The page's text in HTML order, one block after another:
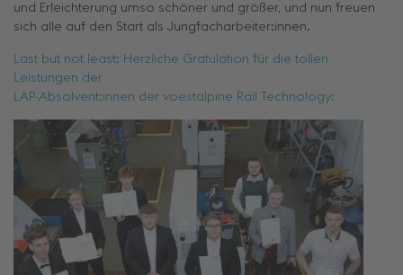
und Erleichterung umso schöner und größer, und nun freuen
sich alle auf den Start als Jungfacharbeiter:innen.
Last but not least: Herzliche Gratulation für die tollen
Leistungen der
LAP-Absolvent:innen der voestalpine Rail Technology: